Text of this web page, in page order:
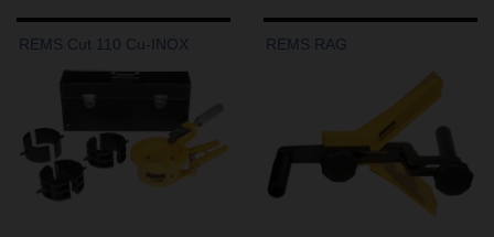
REMS Cut 110 Cu-INOX REMS RAG